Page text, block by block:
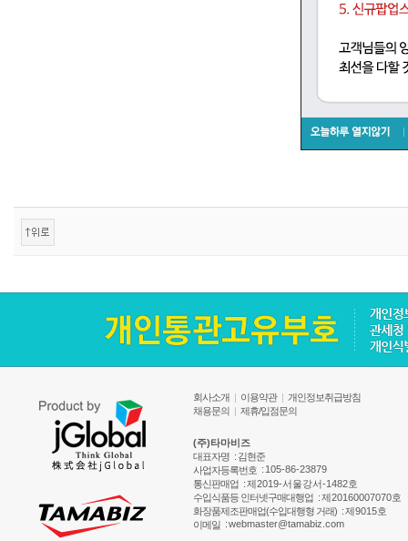
회사소개 | 이용약관 | 개인정보취급방침
채용문의 | 제휴/입점문의
(주)타마비즈
대표자명 : 김현준
사업자등록번호 : 105-86-23879
통신판매업 :제2019-서울강서-1482호
수입식품등 인터넷구매대행업 :제20160007070호
화장품제조판매업(수입대행형 거래) :제9015호
이메일 :webmaster@tamabiz.com